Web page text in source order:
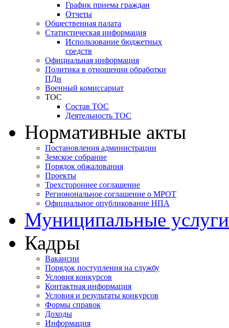
График приема граждан
Отчеты
Общественная палата
Статистическая информация
Использование бюджетных
средств
Официальная информация
Политика в отношении обработки
ПДн
Военный комиссариат
ТОС
Состав ТОС
Деятельность ТОС
Нормативные акты
Постановления администрации
Земское собрание
Порядок обжалования
Проекты
Трехстороннее соглашение
Регионональное соглашение о МРОТ
Официальное опубликование НПА
Муниципальные услуги
Кадры
Вакансии
Порядок поступления на службу
Условия конкурсов
Контактная информация
Условия и результаты конкурсов
Формы справок
Доходы
Информация